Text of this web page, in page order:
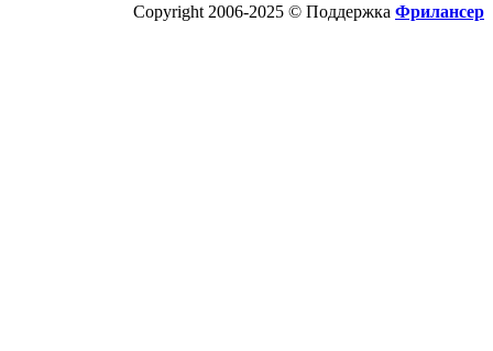
Copyright 2006-2025 © Поддержка Фрилансер